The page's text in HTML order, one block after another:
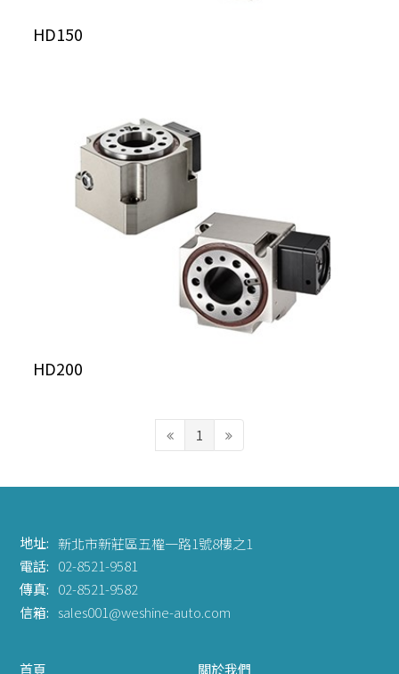
HD150
HD200
1
地址: 新北市新莊區五權一路1號8樓之1
電話: 02-8521-9581
傳真: 02-8521-9582
信箱: sales001@weshine-auto.com
首頁 關於我們